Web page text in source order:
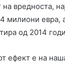
вредноста,
милиони евра,
од 2014
ефект е на